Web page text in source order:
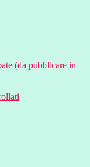
(da pubblicare in